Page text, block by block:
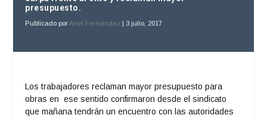
presupuesto.
Publicado porAriel Fernández | 3 julio, 2017
Los trabajadores reclaman mayor presupuesto para
obras en ese sentido confirmaron desde el sindicato
que mañana tendrán un encuentro con las autoridades